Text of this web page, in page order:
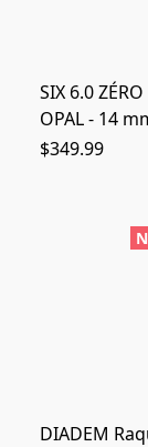
SIX 6.0
OPAL - 14
$349.99
DIADEM